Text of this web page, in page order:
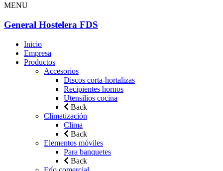
MENU
General Hostelera FDS
Inicio
Empresa
Productos
Accesorios
Discos corta-hortalizas
Recipientes hornos
Utensilios cocina
Back
Climatización
Clima
Back
Elementos móviles
Para banquetes
Back